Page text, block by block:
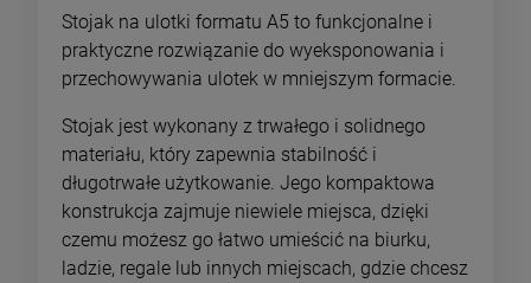
Stojak na ulotki formatu A5 to funkcjonalne i
praktyczne rozwiązanie do wyeksponowania i
przechowywania ulotek w mniejszym formacie.
Stojak jest wykonany z trwałego i solidnego
materiału, który zapewnia stabilność i
długotrwałe użytkowanie. Jego kompaktowa
konstrukcja zajmuje niewiele miejsca, dzięki
czemu możesz go łatwo umieścić na biurku,
ladzie, regale lub innych miejscach, gdzie chcesz